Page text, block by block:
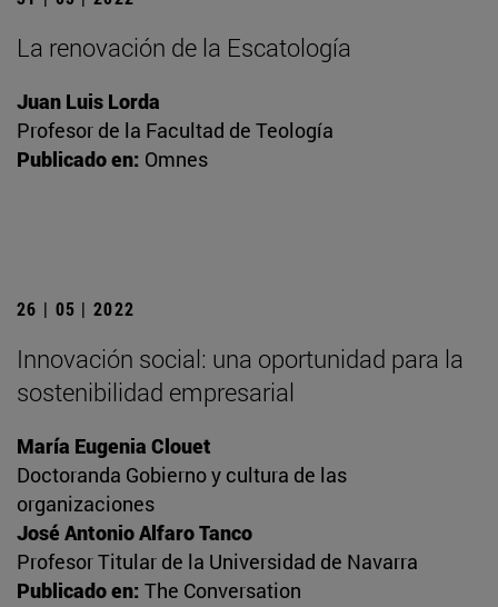
La renovación de la Escatología
Juan Luis Lorda
Profesor de la Facultad de Teología
Publicado en: Omnes
26 | 05 | 2022
Innovación social: una oportunidad para la
sostenibilidad empresarial
María Eugenia Clouet
Doctoranda Gobierno y cultura de las
organizaciones
José Antonio Alfaro Tanco
Profesor Titular de la Universidad de Navarra
Publicado en: The Conversation